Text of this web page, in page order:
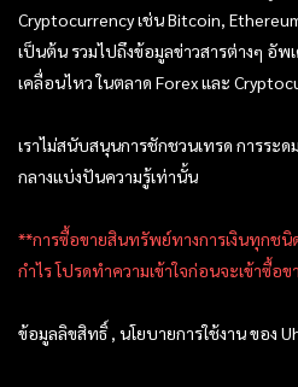
Cryptocurrency เช่น Bitcoin,
เป็นต้น รวมไปถึงข้อมูลข่าวสารต่างๆ อัพ
เคลื่อนไหว ในตลาด Forex และ
เราไม่สนับสนุนการชักชวนเทรด การระ
กลางแบ่งปันความรู้เท่านั้น
**การซื้อขายสินทรัพย์ทางการเงินทุกชนิ
กำไร โปรดทำความเข้าใจก่อนจะเข้าซื้
ข้อมูลลิขสิทธิ์ , นโยบายการใช้งาน ของ